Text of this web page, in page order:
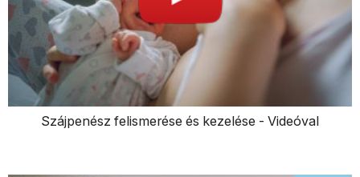
Szájpenész felismerése és kezelése - Videóval